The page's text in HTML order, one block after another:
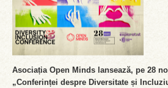
Asociația Open Minds lansează, pe 28
„Conferinței despre Diversitate și